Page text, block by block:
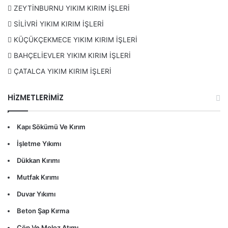
ZEYTİNBURNU YIKIM KIRIM İŞLERİ
SİLİVRİ YIKIM KIRIM İŞLERİ
KÜÇÜKÇEKMECE YIKIM KIRIM İŞLERİ
BAHÇELİEVLER YIKIM KIRIM İŞLERİ
ÇATALCA YIKIM KIRIM İŞLERİ
HİZMETLERİMİZ
Kapı Sökümü Ve Kırım
İşletme Yıkımı
Dükkan Kırımı
Mutfak Kırımı
Duvar Yıkımı
Beton Şap Kırma